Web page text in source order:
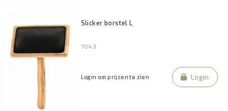
Slicker borstel L
7043
Login om prijzen te zien Login